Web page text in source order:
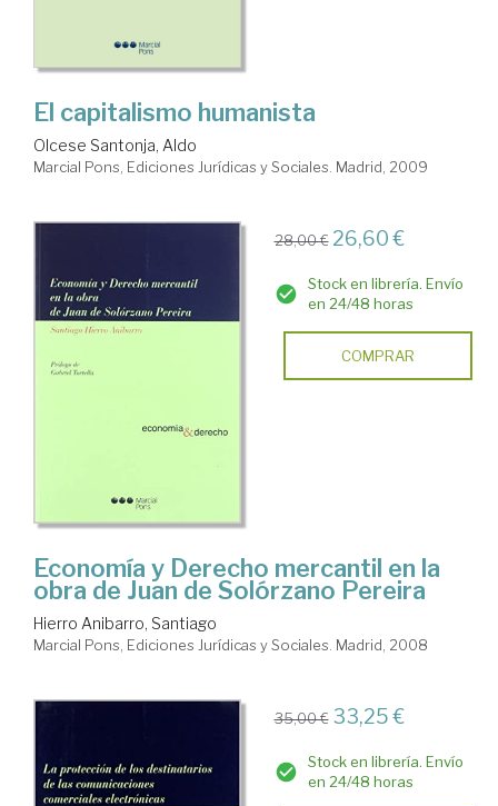
El capitalismo humanista
Olcese Santonja, Aldo
Marcial Pons, Ediciones Jurídicas y Sociales. Madrid, 2009
28,00 € 26,60 €
Stock en librería. Envío
en 24/48 horas
COMPRAR
Economía y Derecho mercantil en la
obra de Juan de Solórzano Pereira
Hierro Anibarro, Santiago
Marcial Pons, Ediciones Jurídicas y Sociales. Madrid, 2008
35,00 € 33,25 €
Stock en librería. Envío
en 24/48 horas